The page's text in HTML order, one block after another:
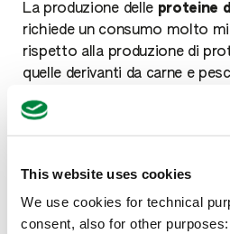
This website uses cookies
We use cookies for technical
consent, also for other
La produzione delle proteine
richiede un consumo molto
rispetto alla produzione di
quelle derivanti da carne e
come tutte le leguminose, è
l'azoto direttamente
notevolmente la necessità di
meccanizzazione hanno
dell'alimentazioneche oggi
mondiale,5mila miliardi di